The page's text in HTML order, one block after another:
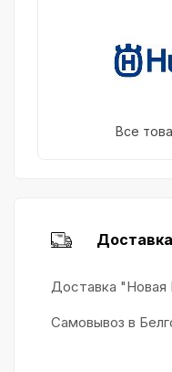
Все
Доставка
Доставка "Новая
Самовывоз в